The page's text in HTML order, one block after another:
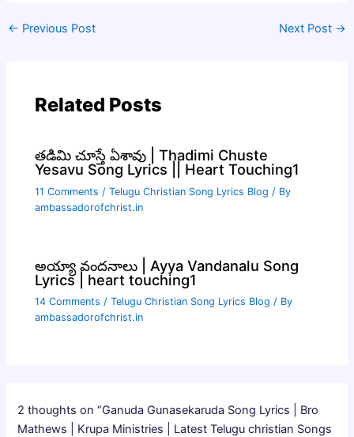
← Previous Post Next Post →
Related Posts
తడిమి చూస్తే ఏశావు | Thadimi Chuste
Yesavu Song Lyrics || Heart Touching1
11 Comments /Telugu Christian Song Lyrics Blog / By
ambassadorofchrist.in
అయ్యా వందనాలు | Ayya Vandanalu Song
Lyrics | heart touching1
14 Comments /Telugu Christian Song Lyrics Blog / By
ambassadorofchrist.in
2 thoughts on “Ganuda Gunasekaruda Song Lyrics | Bro
Mathews | Krupa Ministries | Latest Telugu christian Songs